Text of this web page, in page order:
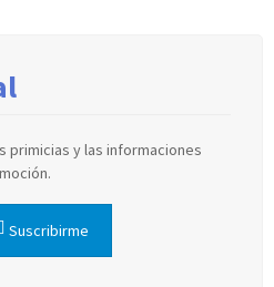
primicias y las informaciones
Suscribirme